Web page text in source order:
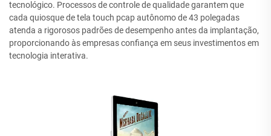
tecnológico. Processos de controle de qualidade garantem que
cada quiosque de tela touch pcap autônomo de 43 polegadas
atenda a rigorosos padrões de desempenho antes da implantação,
proporcionando às empresas confiança em seus investimentos em
tecnologia interativa.